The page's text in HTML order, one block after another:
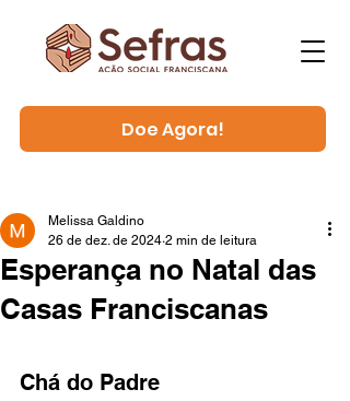
Doe Agora!
Esperança no Natal das
Casas Franciscanas
Melissa Galdino
26 de dez. de 2024 2 min de leitura
Chá do Padre